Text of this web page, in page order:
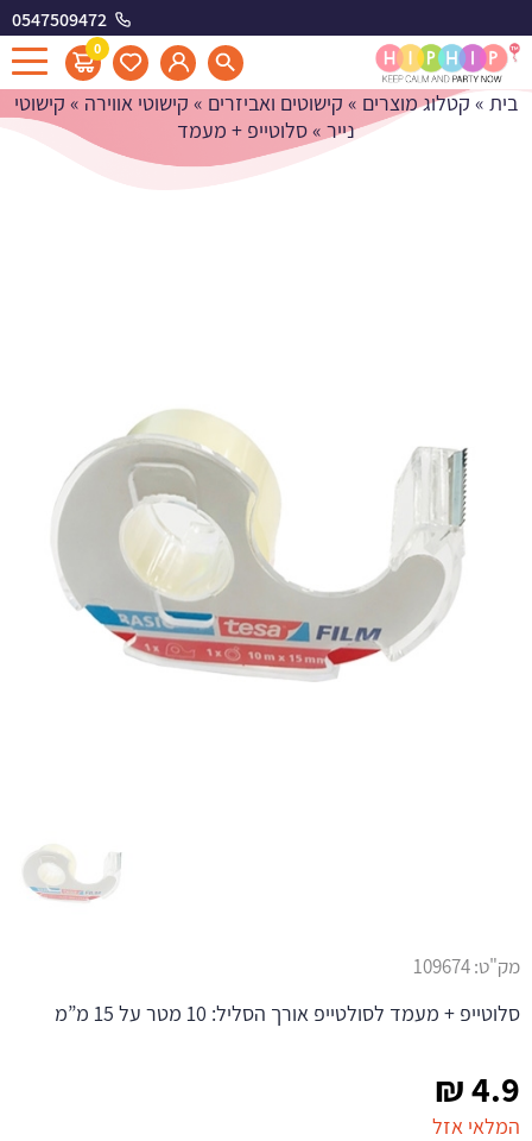
0547509472
0סלוטייפ + מעמד
בית » קטלוג מוצרים » קישוטים ואביזרים » קישוטי אווירה » קישוטי
נייר »סלוטייפ + מעמד
4.9
₪
המלאי אזל
מק"ט:109674
סלוטייפ + מעמד לסולטייפ אורך הסליל: 10 מטר על 15 מ”מ